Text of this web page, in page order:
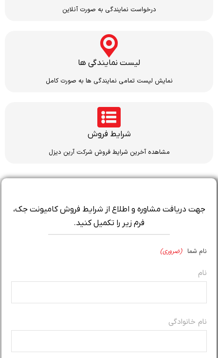
درخواست نمایندگی به صورت آنلاین
لیست نمایندگی ها
نمایش لیست تمامی نمایندگی ها به صورت کامل
شرایط فروش
مشاهده آخرین شرایط فروش شرکت آرین دیزل
جهت دریافت مشاوره و اطلاع از شرایط فروش کامیونت جک،
فرم زیر را تکمیل کنید.
نام شما (ضروری)
نام
نام خانوادگی